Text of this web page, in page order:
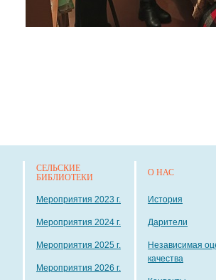
СЕЛЬСКИЕ
БИБЛИОТЕКИ
Мероприятия 2023 г.
Мероприятия 2024 г.
Мероприятия 2025 г.
Мероприятия 2026 г.
О НАС
История
Дарители
Независимая
качества